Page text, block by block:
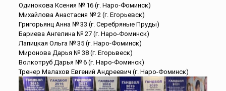
Одинокова Ксения № 16 (г. Наро-Фоминск)
Михайлова Анастасия № 2 (г. Егорьевск)
Григорьянц Анна № 33 (г. Серебряные Пруды)
Бариева Ангелина № 27 (г. Наро-Фоминск)
Лапицкая Ольга № 35 (г. Наро-Фоминск)
Миронова Дарья № 38 (г. Егорьвеск)
Волкотруб Дарья № 6 (г. Наро-Фоминск)
Тренер Малахов Евгений Андреевич (г. Наро-Фоминск)